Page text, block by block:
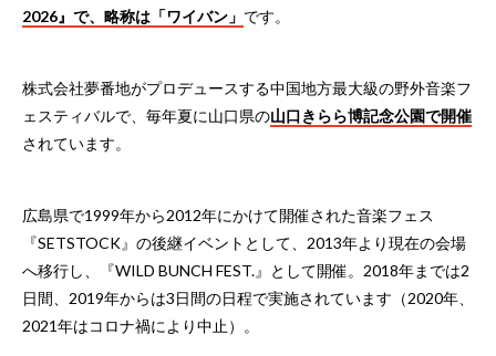
2026』で、略称は「ワイバン」 です。
株式会社夢番地がプロデュースする中国地方最大級の野外音楽フ
ェスティバルで、毎年夏に山口県の山口きらら博記念公園で開催
されています。
広島県で1999年から2012年にかけて開催された音楽フェス
『SETSTOCK』の後継イベントとして、2013年より現在の会場
へ移行し、『WILD BUNCH FEST.』として開催。2018年までは2
日間、2019年からは3日間の日程で実施されています（2020年、
2021年はコロナ禍により中止）。